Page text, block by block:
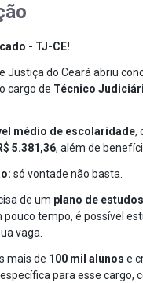
- TJ-CE!
Justiça do Ceará abriu
cargo de Técnico
médio de escolaridade,
5.381,36, além de
só vontade não basta.
de um plano de
pouco tempo, é possível
vaga.
mais de 100 mil alunos e
para esse cargo,